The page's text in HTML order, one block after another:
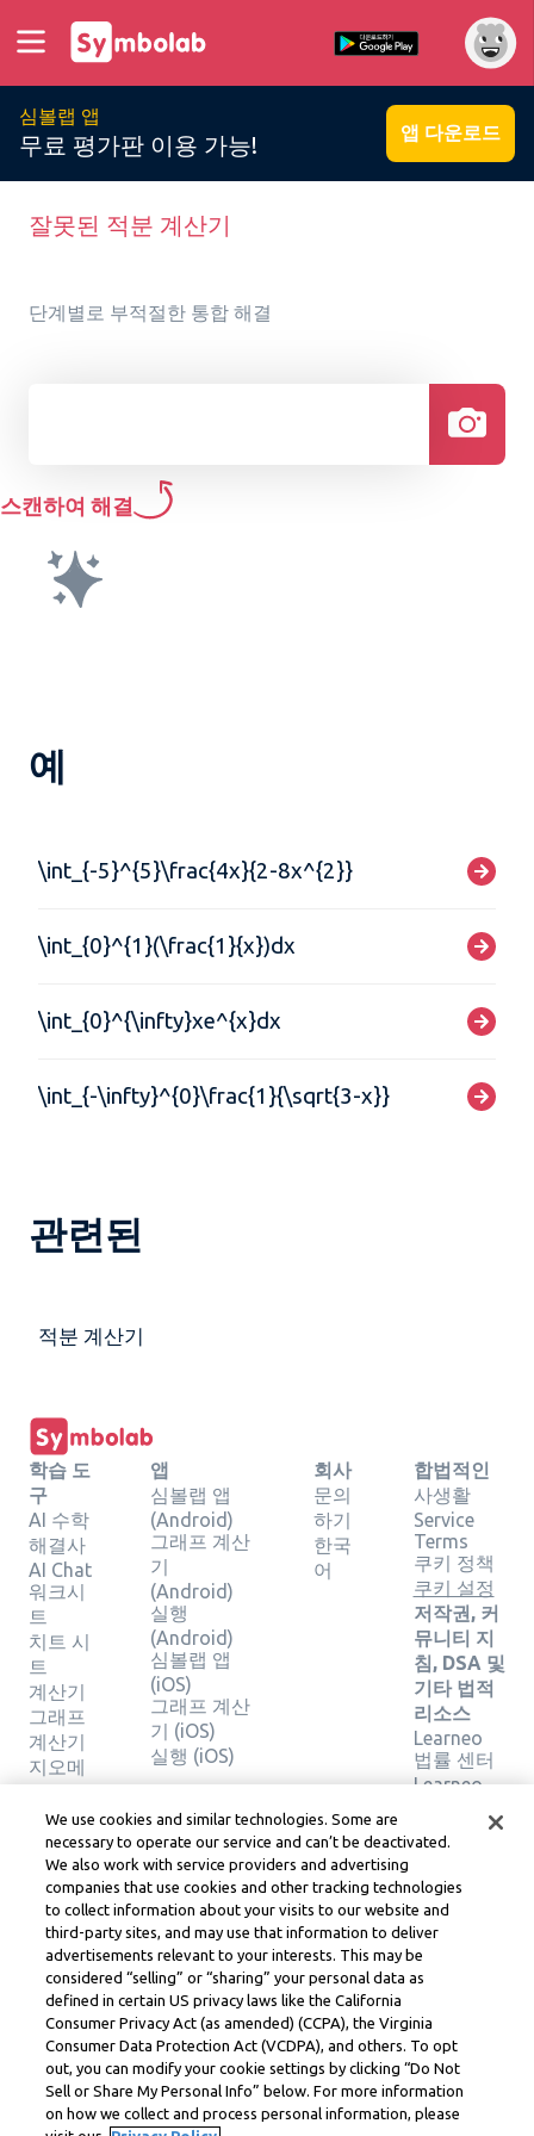
심볼랩 앱
무료 평가판 이용 가능! 앱 다운로드
잘못된 적분 계산기
단계별로 부적절한 통합 해결
스캔하여 해결
예
\int_{-5}^{5}\frac{4x}{2-8x^{2}}
\int_{0}^{1}(\frac{1}{x})dx
\int_{0}^{\infty}xe^{x}dx
\int_{-\infty}^{0}\frac{1}{\sqrt{3-x}}
관련된
적분 계산기
학습 도
구
AI 수학
해결사
AI Chat
워크시
트
치트 시
트
계산기
그래프
계산기
지오메
트리 계
산기
솔루션
확인
앱
심볼랩 앱
(Android)
그래프 계산
기
(Android)
실행
(Android)
심볼랩 앱
(iOS)
그래프 계산
기 (iOS)
실행 (iOS)
회사
문의
하기
한국
어
합법적인
사생활
Service
Terms
쿠키 정책
쿠키 설정
저작권, 커
뮤니티 지
침, DSA 및
기타 법적
리소스
Learneo
법률 센터
Learneo
Symbolab, a Learneo, Inc. business
© Learneo, Inc. 2024
We use cookies and similar technologies. Some are
necessary to operate our service and can’t be deactivated.
We also work with service providers and advertising
companies that use cookies and other tracking technologies
to collect information about your visits to our website and
third-party sites, and may use that information to deliver
advertisements relevant to your interests. This may be
considered “selling” or “sharing” your personal data as
defined in certain US privacy laws like the California
Consumer Privacy Act (as amended) (CCPA), the Virginia
Consumer Data Protection Act (VCDPA), and others. To opt
out, you can modify your cookie settings by clicking “Do Not
Sell or Share My Personal Info” below. For more information
on how we collect and process personal information, please